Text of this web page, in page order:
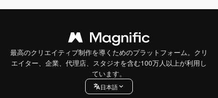
最高のクリエイティブ制作を導くためのプラットフォーム。クリ
エイター、企業、代理店、スタジオを含む100万人以上が利用し
ています。
日本語